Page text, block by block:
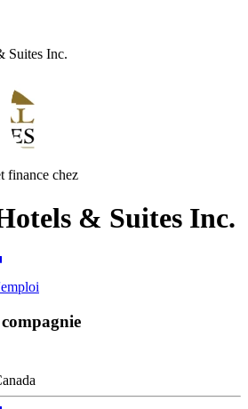
Suites Inc.
finance chez
& Suites Inc.